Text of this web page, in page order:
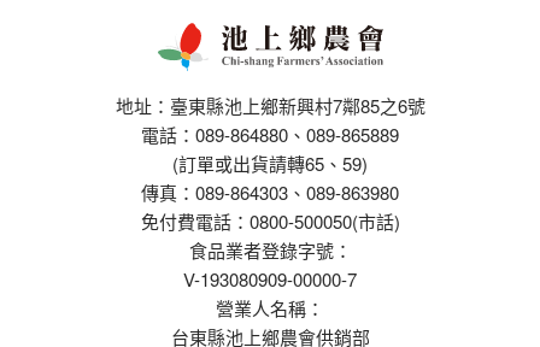
地址：臺東縣池上鄉新興村7鄰85之6號
電話：089-864880、089-865889
(訂單或出貨請轉65、59)
傳真：089-864303、089-863980
免付費電話：0800-500050(市話)
食品業者登錄字號：
V-193080909-00000-7
營業人名稱：
台東縣池上鄉農會供銷部